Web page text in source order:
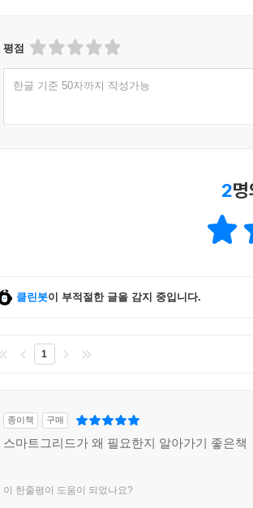
02 결 론
평점
한글 기준 50자까지 작성가능
2
클린봇이 부적절한 글을 감지 중입니다.
1
종이책 구매
스마트그리드가 왜 필요한지 알아가기 좋은책
이 한줄평이 도움이 되었나요?